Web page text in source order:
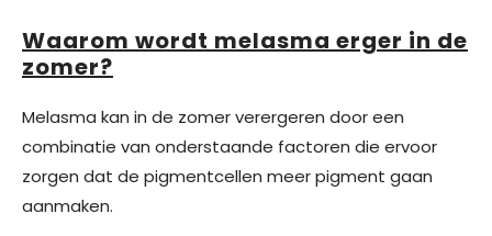
Waarom wordt melasma erger in de
zomer?
Melasma kan in de zomer verergeren door een
combinatie van onderstaande factoren die ervoor
zorgen dat de pigmentcellen meer pigment gaan
aanmaken.